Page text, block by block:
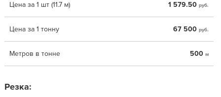
Цена за 1 шт (11.7 м) 1 579.50 руб.
Цена за 1 тонну 67 500 руб.
Метров в тонне 500 м
Резка: